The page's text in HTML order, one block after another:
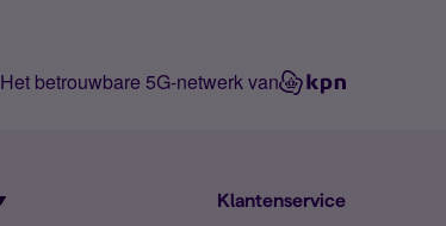
Het betrouwbare 5G-netwerk van
Klantenservice